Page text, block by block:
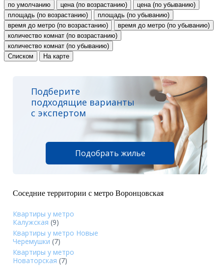
по умолчанию
цена (по возрастанию)
цена (по убыванию)
площадь (по возрастанию)
площадь (по убыванию)
время до метро (по возрастанию)
время до метро (по убыванию)
количество комнат (по возрастанию)
количество комнат (по убыванию)
Списком
На карте
Подберите
подходящие варианты
с экспертом
Подобрать жилье
Соседние территории с метро Воронцовская
Квартиры у метро
Калужская (9)
Квартиры у метро Новые
Черемушки (7)
Квартиры у метро
Новаторская (7)